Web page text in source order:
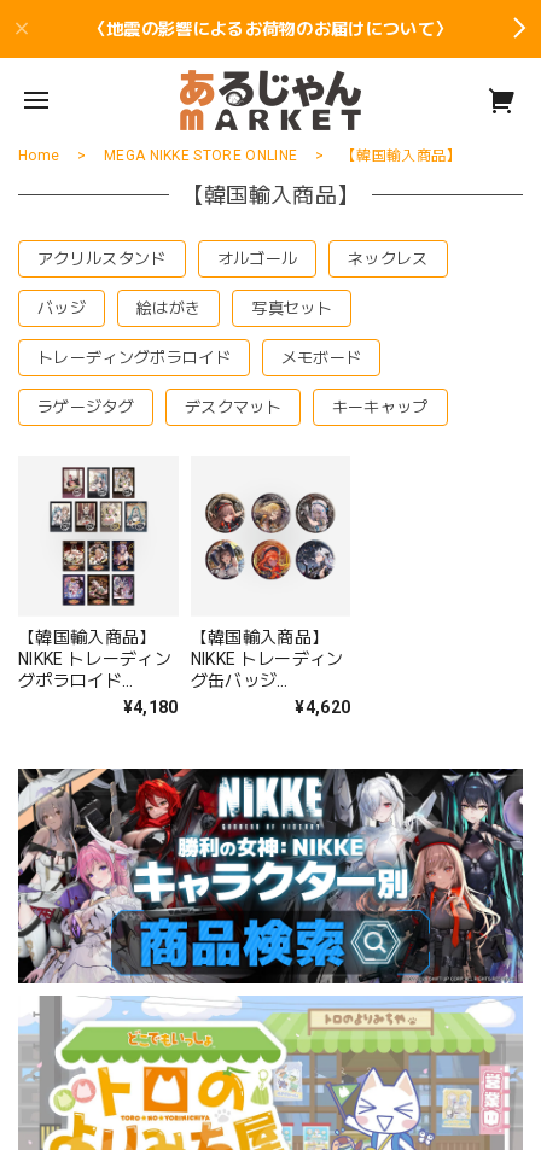
〈地震の影響によるお荷物のお届けについて〉
Home MEGA NIKKE STORE ONLINE 【韓国輸入商品】
【韓国輸入商品】
アクリルスタンド オルゴール ネックレス
バッジ 絵はがき 写真セット
トレーディングポラロイド メモボード
ラゲージタグ デスクマット キーキャップ
【韓国輸入商品】
NIKKE トレーディン
グポラロイド
Maid&Bunny girl¥4,180
【韓国輸入商品】
NIKKE トレーディン
グ缶バッジ
COUNTERS BOX 全
¥4,620